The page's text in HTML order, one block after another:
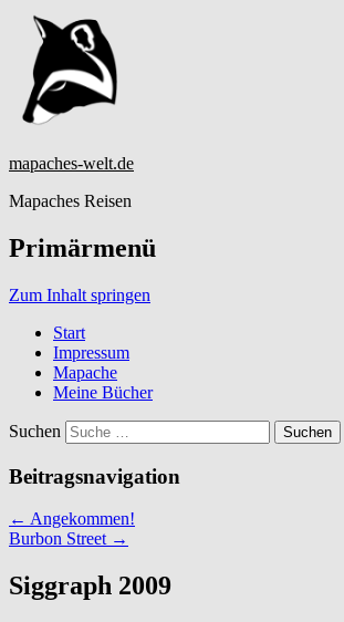
mapaches-welt.de
Mapaches Reisen
Primärmenü
Zum Inhalt springen
Start
Impressum
Mapache
Meine Bücher
Suchen
Beitragsnavigation
← Angekommen!
Burbon Street →
Siggraph 2009